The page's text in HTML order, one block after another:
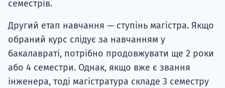
семестрів.
Другий етап навчання — ступінь магістра. Якщо
обраний курс слідує за навчанням у
бакалавраті, потрібно продовжувати ще 2 роки
або 4 семестри. Однак, якщо вже є звання
інженера, тоді магістратура складе 3 семестру